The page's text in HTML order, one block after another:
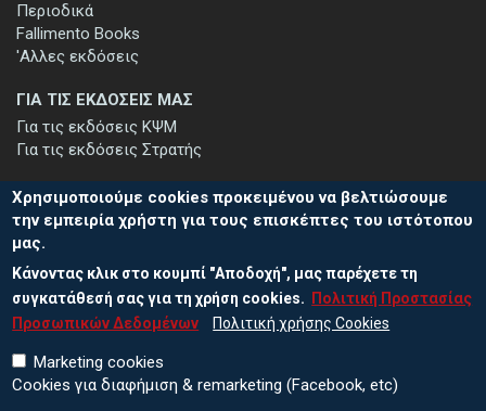
Περιοδικά
Fallimento Books
'Αλλες εκδόσεις
ΓΙΑ ΤΙΣ ΕΚΔΟΣΕΙΣ ΜΑΣ
Για τις εκδόσεις ΚΨΜ
Για τις εκδόσεις Στρατής
ΕΓΓΡΑΦΗ ΣΤΟ ΕΝΗΜΕΡΩΤΙΚΟ ΔΕΛΤΙΟ
Μείνετε ενημερωμένοι για τις νέες εκδόσεις μας και τις εκδηλώσεις
μας - εγγραφείτε στο ενημερωτικό μας δελτίο.
Χρησιμοποιούμε cookies προκειμένου να βελτιώσουμε
την εμπειρία χρήστη για τους επισκέπτες του ιστότοπου
μας.
Κάνοντας κλικ στο κουμπί "Αποδοχή", μας παρέχετε τη
συγκατάθεσή σας για τη χρήση cookies.
Πολιτική Προστασίας
Προσωπικών Δεδομένων
Πολιτική χρήσης Cookies
Marketing cookies
Cookies για διαφήμιση & remarketing (Facebook, etc)